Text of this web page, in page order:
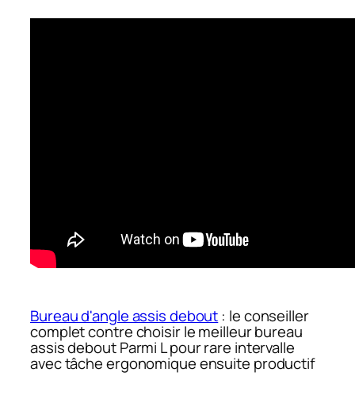
Bureau d'angle assis debout : le conseiller
complet contre choisir le meilleur bureau
assis debout Parmi L pour rare intervalle
avec tâche ergonomique ensuite productif